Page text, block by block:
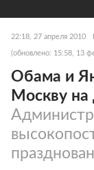
22:18, 27 апреля 2010
(обновлено: 15:58, 13
Обама и
Москву